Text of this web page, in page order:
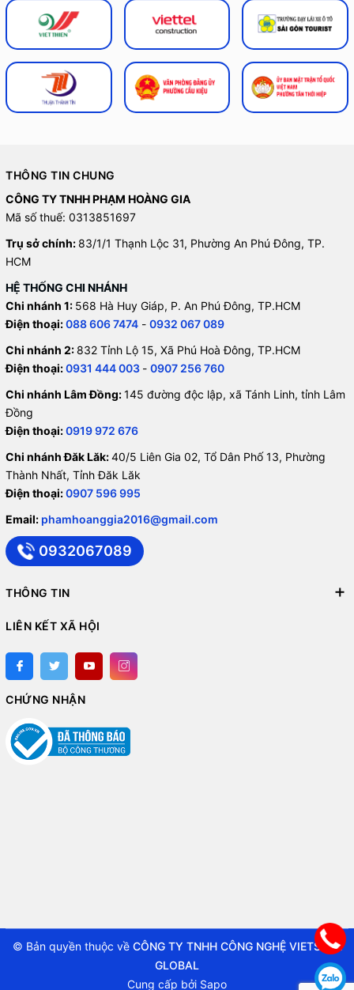
THÔNG TIN CHUNG
CÔNG TY TNHH PHẠM HOÀNG GIA
Mã số thuế: 0313851697
Trụ sở chính: 83/1/1 Thạnh Lộc 31, Phường An Phú Đông, TP.
HCM
HỆ THỐNG CHI NHÁNH
Chi nhánh 1: 568 Hà Huy Giáp, P. An Phú Đông, TP.HCM
Điện thoại:088 606 7474 - 0932 067 089
Chi nhánh 2: 832 Tỉnh Lộ 15, Xã Phú Hoà Đông, TP.HCM
Điện thoại:0931 444 003 - 0907 256 760
Chi nhánh Lâm Đồng:145 đường độc lập, xã Tánh Linh, tỉnh Lâm
Đồng
Điện thoại:0919 972 676
Chi nhánh Đăk Lăk:40/5 Liên Gia 02, Tổ Dân Phố 13, Phường
Thành Nhất, Tỉnh Đăk Lăk
Điện thoại:0907 596 995
Email: phamhoanggia2016@gmail.com
0932067089
THÔNG TIN
LIÊN KẾT XÃ HỘI
CHỨNG NHẬN
© Bản quyền thuộc về CÔNG TY TNHH CÔNG NGHỆ VIETSTAR
GLOBAL
Cung cấp bởi Sapo